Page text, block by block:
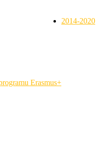
Erasmus+
2014-2020